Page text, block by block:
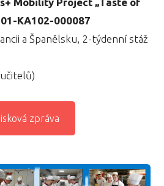
KA102-000087
a Španělsku, 2-týdenní stáž
zpráva